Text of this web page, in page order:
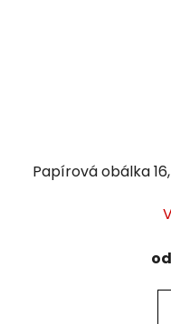
Papírová obálka
od